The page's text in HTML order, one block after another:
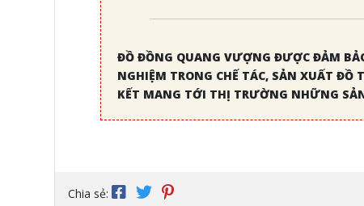
ĐỒ ĐỒNG QUANG VƯỢNG ĐƯỢC ĐẢM
NGHIỆM TRONG CHẾ TÁC, SẢN XUẤT
KẾT MANG TỚI THỊ TRƯỜNG NHỮNG
Chia sẻ: